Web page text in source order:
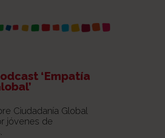
‘Empatía
Ciudadanía Global
jóvenes de